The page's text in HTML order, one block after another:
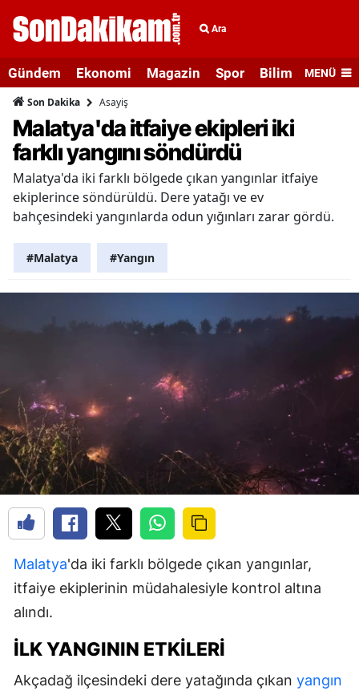
Ara
Gündem Ekonomi Magazin Spor Bilim veMENÜ
Son Dakika Asayiş
Malatya'da itfaiye ekipleri iki
farklı yangını söndürdü
Malatya'da iki farklı bölgede çıkan yangınlar itfaiye
ekiplerince söndürüldü. Dere yatağı ve ev
bahçesindeki yangınlarda odun yığınları zarar gördü.
#Malatya #Yangın
Malatya'da iki farklı bölgede çıkan yangınlar,
itfaiye ekiplerinin müdahalesiyle kontrol altına
alındı.
İLK YANGININ ETKILERI
Akçadağ ilçesindeki dere yatağında çıkan yangın